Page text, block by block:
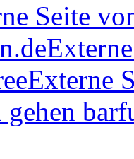
Seite
Externe